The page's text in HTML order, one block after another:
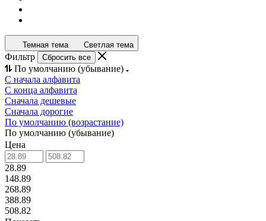
Темная тема Светлая тема
Фильтр Сбросить все
По умолчанию (убывание)
С начала алфавита
С конца алфавита
Сначала дешевые
Сначала дорогие
По умолчанию (возрастание)
По умолчанию (убывание)
Цена
28.89
148.89
268.89
388.89
508.82